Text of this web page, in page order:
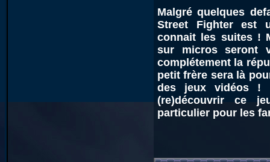
Malgré quelques
Street Fighter est
connait les suites !
sur micros seront
complétement la
petit frère sera là
des jeux vidéos !
(re)découvrir ce
particulier pour les